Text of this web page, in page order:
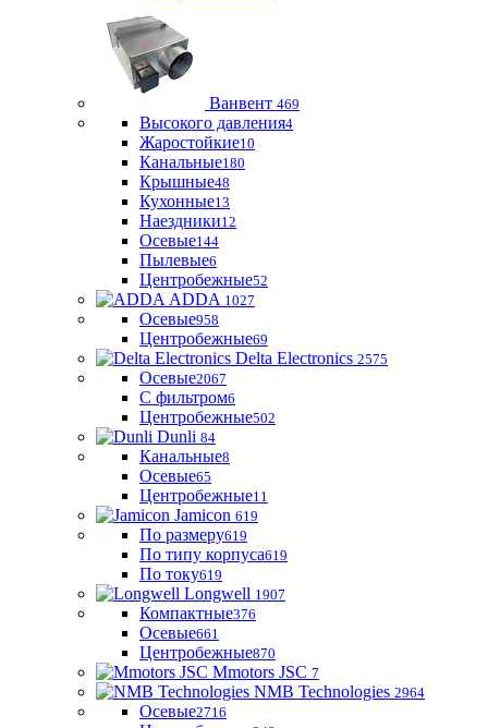
Ванвент 469
Высокого давления4
Жаростойкие10
Канальные180
Крышные48
Кухонные13
Наездники12
Осевые144
Пылевые6
Центробежные52
ADDA 1027
Осевые958
Центробежные69
Delta Electronics 2575
Осевые2067
С фильтром6
Центробежные502
Dunli 84
Канальные8
Осевые65
Центробежные11
Jamicon 619
По размеру619
По типу корпуса619
По току619
Longwell 1907
Компактные376
Осевые661
Центробежные870
Mmotors JSC 7
NMB Technologies 2964
Осевые2716